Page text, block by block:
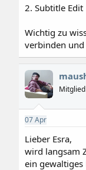
2. Subtitle Edit
Wichtig zu
verbinden
Mitglied
07 Apr
Lieber Esra,
wird langsam
ein gewaltiges